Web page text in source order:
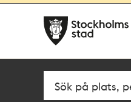
navigationen
huvudinnehållet
SökFritextsök